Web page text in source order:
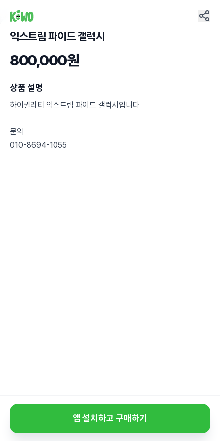
익스트림 파이드 갤럭시
800,000원
상품 설명
하이퀄리티 익스트림 파이드 갤럭시입니다
문의
010-8694-1055
앱 설치하고 구매하기